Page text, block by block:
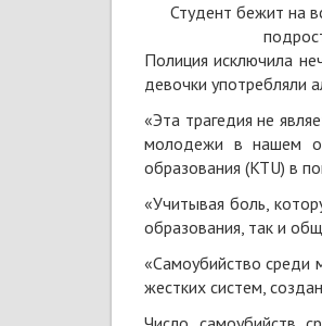
Студент бежит на
Полиция исключила
девочки употребляли
«Эта трагедия не
молодежи в нашем
образования (KTU) в
«Учитывая боль,
образования, так и
«Самоубийство среди
жестких систем,